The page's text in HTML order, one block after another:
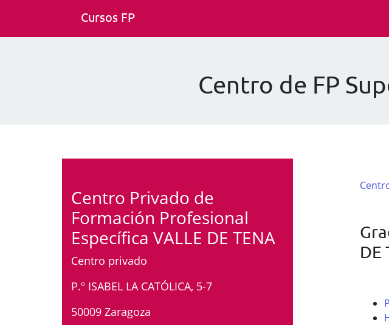
Cursos FP
Centro de FP
Centro Privado de
Formación Profesional
Específica VALLE DE TENA
Centro privado
P.º ISABEL LA CATÓLICA, 5-7
50009 Zaragoza
DE